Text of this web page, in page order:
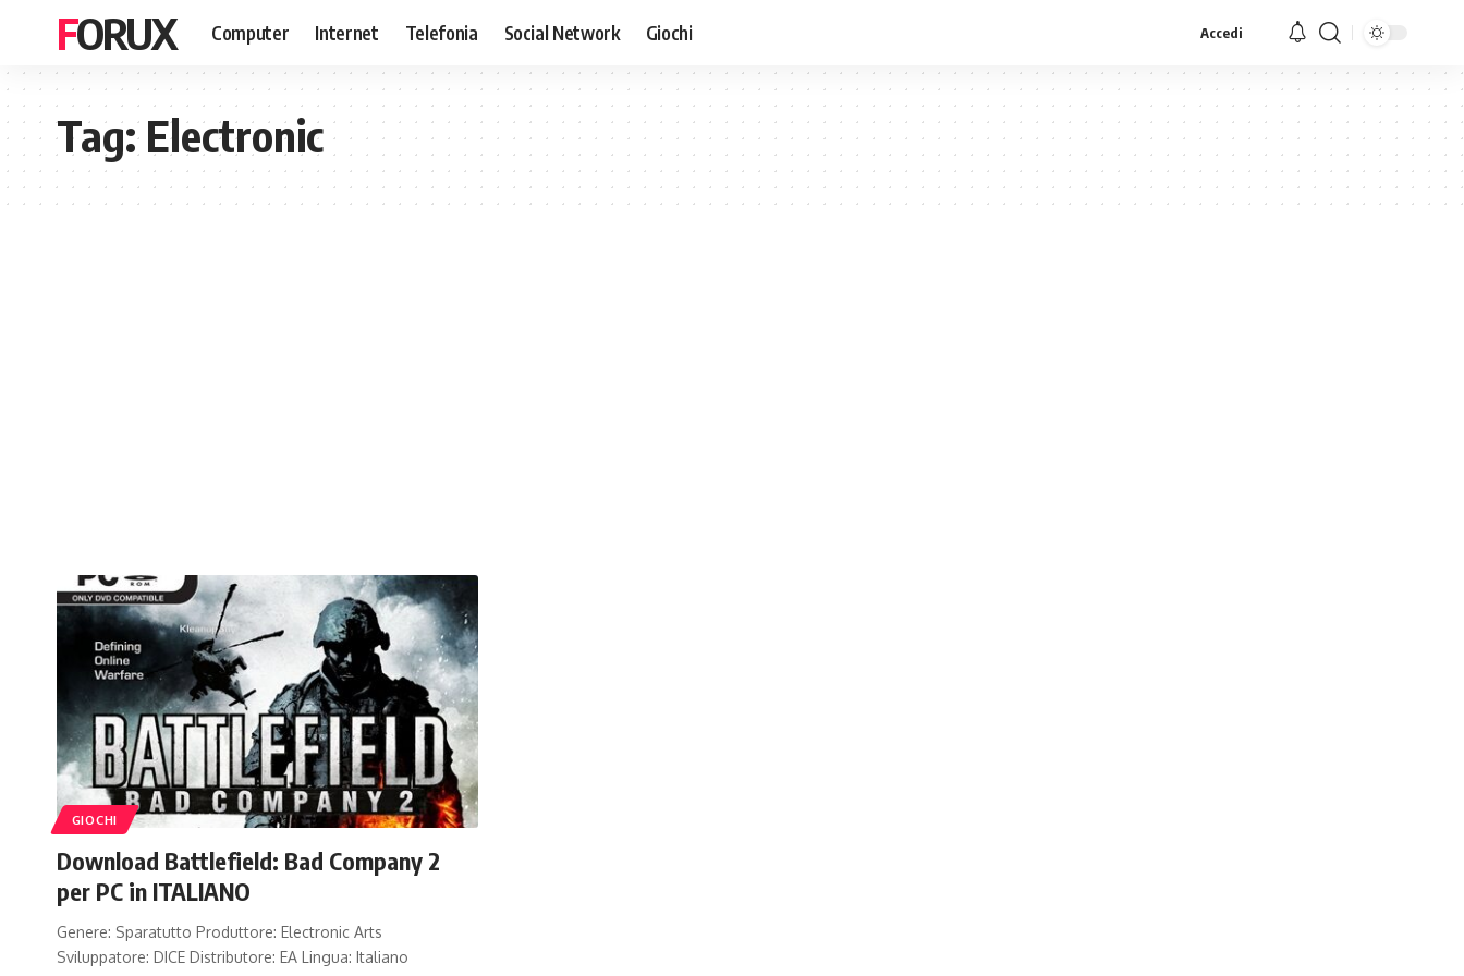
FORUX Computer Internet Telefonia Social Network Giochi Accedi
Tag:Electronic
GIOCHI
Download Battlefield: Bad Company 2
per PC in ITALIANO
Genere: Sparatutto Produttore: Electronic Arts
Sviluppatore: DICE Distributore: EA Lingua: Italiano